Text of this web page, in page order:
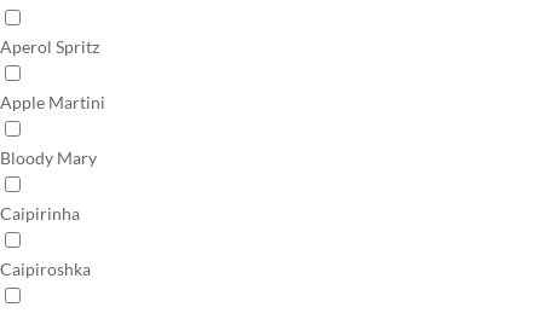
Aperol Spritz
Apple Martini
Bloody Mary
Caipirinha
Caipiroshka